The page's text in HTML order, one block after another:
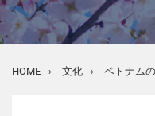
HOME › 文化 › ベトナム